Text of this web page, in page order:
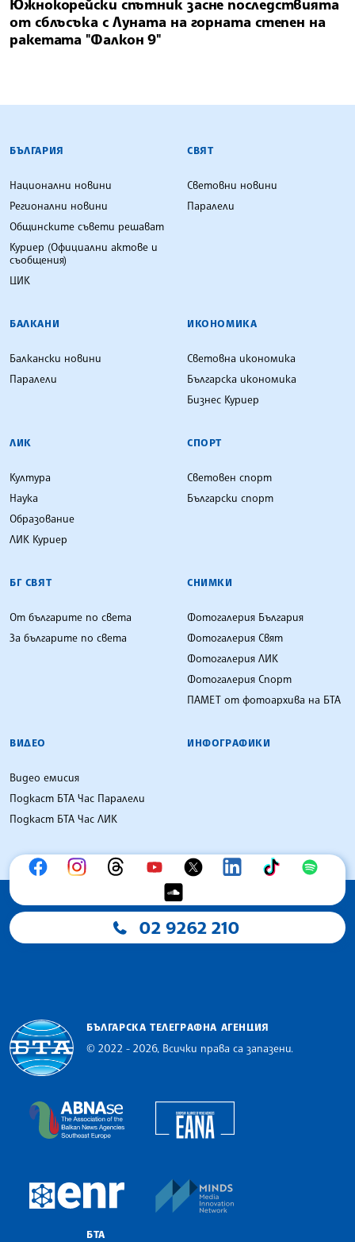
Южнокорейски спътник засне последствията
от сблъсъка с Луната на горната степен на
ракетата "Фалкон 9"
БЪЛГАРСКА ТЕЛЕГРАФНА АГЕНЦИЯ
БЪЛГАРИЯ
Национални новини
Регионални новини
Общинските съвети решават
Куриер (Официални актове и
съобщения)
ЦИК
СВЯТ
Световни новини
Паралели
БАЛКАНИ
Балкански новини
Паралели
ИКОНОМИКА
Световна икономика
Българска икономика
Бизнес Куриер
ЛИК
Култура
Наука
Образование
ЛИК Куриер
СПОРТ
Световен спорт
Български спорт
БГ СВЯТ
От българите по света
За българите по света
СНИМКИ
Фотогалерия България
Фотогалерия Свят
Фотогалерия ЛИК
Фотогалерия Спорт
ПАМЕТ от фотоархива на БТА
ВИДЕО
Видео емисия
Подкаст БТА Час Паралели
Подкаст БТА Час ЛИК
ИНФОГРАФИКИ
02 9262 210
БЪЛГАРСКА ТЕЛЕГРАФНА АГЕНЦИЯ
© 2022 - 2026, Всички права са запазени.
The Assocoation of the Balkan News Agencies
European Newsroom
БТА